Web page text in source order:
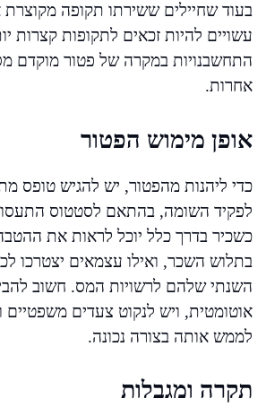
בעוד שחיילים ששירתו תקופה מקוצרת
עשויים להיות זכאים לתקופות קצרות
התחשבנויות במקרה של פטור מוקדם
אחרות.
אופן מימוש הפטור
כדי ליהנות מהפטור, יש להגיש טופס
לפקיד השומה, בהתאם לסטטוס
כשכיר בדרך כלל יוכל לראות את
בתלוש השכר, ואילו עצמאים יצטרכו
השנתי שלהם לרשויות המס. חשוב
אוטומטית, ויש לנקוט צעדים משפטיים
לממש אותה בצורה נכונה.
תקרה ומגבלות